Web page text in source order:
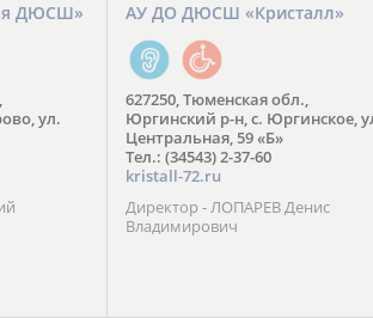
ДЮСШ»
ул.
АУ ДО ДЮСШ «Кристалл»
627250, Тюменская обл.,
Юргинский р-н, с. Юргинское,
Центральная, 59 «Б»
Тел.: (34543) 2-37-60
kristall-72.ru
Директор - ЛОПАРЕВ Денис
Владимирович